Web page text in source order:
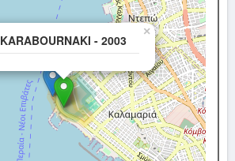
KARABOURNAKI - 2003
×